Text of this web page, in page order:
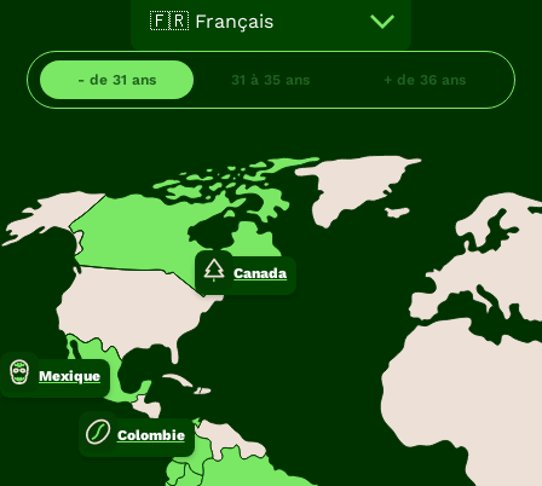
🇫🇷 Français
- de 31 ans 31 à 35 ans + de 36 ans
Mexique
Colombie
Canada